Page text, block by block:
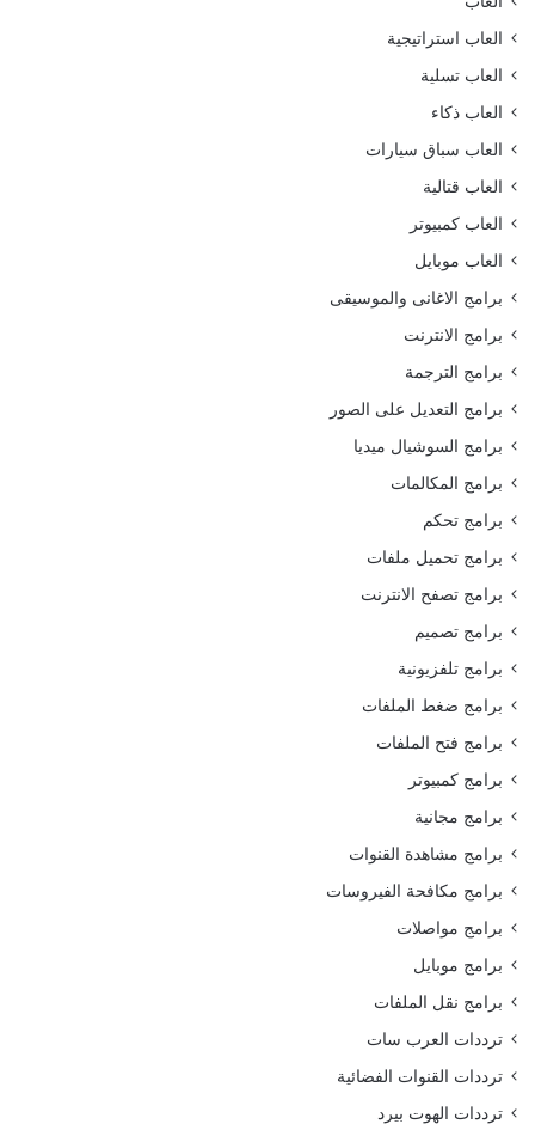
العاب استراتيجية
العاب تسلية
العاب ذكاء
العاب سباق سيارات
العاب قتالية
العاب كمبيوتر
العاب موبايل
برامج الاغانى والموسيقى
برامج الانترنت
برامج الترجمة
برامج التعديل على الصور
برامج السوشيال ميديا
برامج المكالمات
برامج تحكم
برامج تحميل ملفات
برامج تصفح الانترنت
برامج تصميم
برامج تلفزيونية
برامج ضغط الملفات
برامج فتح الملفات
برامج كمبيوتر
برامج مجانية
برامج مشاهدة القنوات
برامج مكافحة الفيروسات
برامج مواصلات
برامج موبايل
برامج نقل الملفات
ترددات العرب سات
ترددات القنوات الفضائية
ترددات الهوت بيرد